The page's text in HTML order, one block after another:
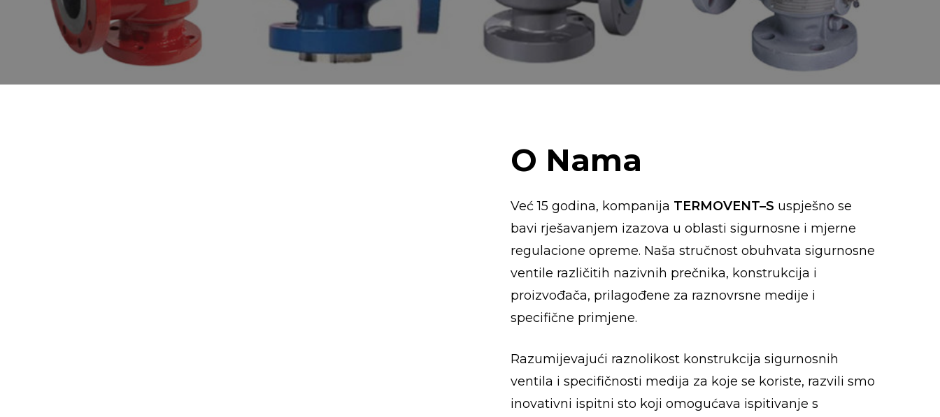
O Nama
Već 15 godina, kompanija TERMOVENT–S uspješno se
bavi rješavanjem izazova u oblasti sigurnosne i mjerne
regulacione opreme. Naša stručnost obuhvata sigurnosne
ventile različitih nazivnih prečnika, konstrukcija i
proizvođača, prilagođene za raznovrsne medije i
specifične primjene.
Razumijevajući raznolikost konstrukcija sigurnosnih
ventila i specifičnosti medija za koje se koriste, razvili smo
inovativni ispitni sto koji omogućava ispitivanje s